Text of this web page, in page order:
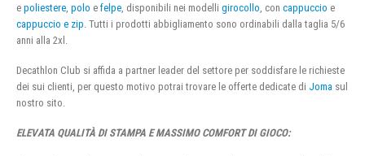
e poliestere polo e felpe , disponibili nei modelli girocollo , con cappuccio e
cappuccio e zip . Tutti i prodotti abbigliamento sono ordinabili dalla taglia 5/6
anni alla 2xl.
Decathlon Club si affida a partner leader del settore per soddisfare le richieste
dei sui clienti, per questo motivo potrai trovare le offerte dedicate di Joma sul
nostro sito.
ELEVATA QUALITÀ DI STAMPA E MASSIMO COMFORT DI GIOCO: